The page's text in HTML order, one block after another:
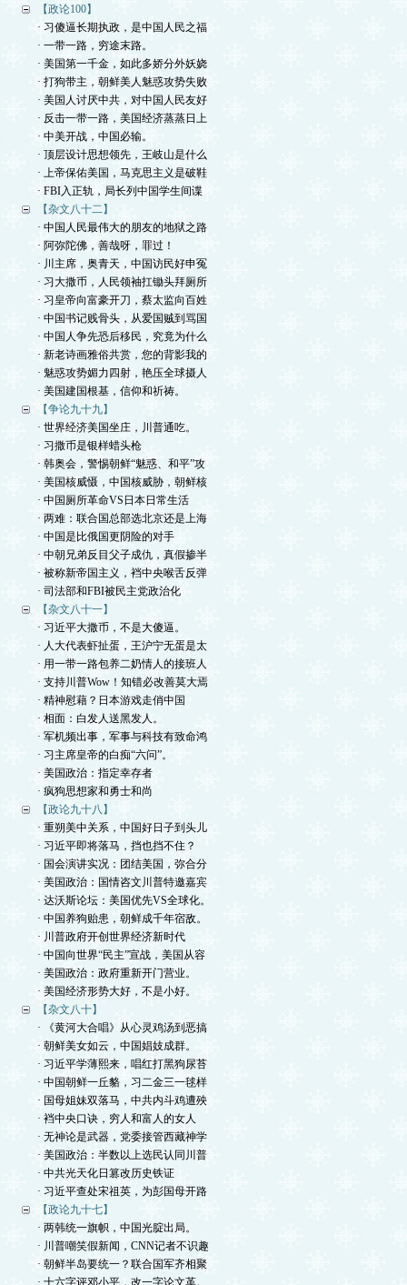
【政论100】
· 习傻逼长期执政，是中国人民之福
· 一带一路，穷途末路。
· 美国第一千金，如此多娇分外妖娆
· 打狗带主，朝鲜美人魅惑攻势失败
· 美国人讨厌中共，对中国人民友好
· 反击一带一路，美国经济蒸蒸日上
· 中美开战，中国必输。
· 顶层设计思想领先，王岐山是什么
· 上帝保佑美国，马克思主义是破鞋
· FBI入正轨，局长列中国学生间谍
【杂文八十二】
· 中国人民最伟大的朋友的地狱之路
· 阿弥陀佛，善哉呀，罪过！
· 川主席，奥青天，中国访民好申冤
· 习大撒币，人民领袖扛锄头拜厕所
· 习皇帝向富豪开刀，蔡太监向百姓
· 中国书记贱骨头，从爱国贼到骂国
· 中国人争先恐后移民，究竟为什么
· 新老诗画雅俗共赏，您的背影我的
· 魅惑攻势媚力四射，艳压全球摄人
· 美国建国根基，信仰和祈祷。
【争论九十九】
· 世界经济美国坐庄，川普通吃。
· 习撒币是银样蜡头枪
· 韩奥会，警惕朝鲜“魅惑、和平”攻
· 美国核威慑，中国核威胁，朝鲜核
· 中国厕所革命VS日本日常生活
· 两难：联合国总部选北京还是上海
· 中国是比俄国更阴险的对手
· 中朝兄弟反目父子成仇，真假掺半
· 被称新帝国主义，裆中央喉舌反弹
· 司法部和FBI被民主党政治化
【杂文八十一】
· 习近平大撒币，不是大傻逼。
· 人大代表虾扯蛋，王沪宁无蛋是太
· 用一带一路包养二奶情人的接班人
· 支持川普Wow！知错必改善莫大焉
· 精神慰藉？日本游戏走俏中国
· 相面：白发人送黑发人。
· 军机频出事，军事与科技有致命鸿
· 习主席皇帝的白痴“六问”。
· 美国政治：指定幸存者
· 疯狗思想家和勇士和尚
【政论九十八】
· 重朔美中关系，中国好日子到头儿
· 习近平即将落马，挡也挡不住？
· 国会演讲实况：团结美国，弥合分
· 美国政治：国情咨文川普特邀嘉宾
· 达沃斯论坛：美国优先VS全球化。
· 中国养狗贻患，朝鲜成千年宿敌。
· 川普政府开创世界经济新时代
· 中国向世界“民主”宣战，美国从容
· 美国政治：政府重新开门营业。
· 美国经济形势大好，不是小好。
【杂文八十】
· 《黄河大合唱》从心灵鸡汤到恶搞
· 朝鲜美女如云，中国娼妓成群。
· 习近平学薄熙来，唱红打黑狗尿苔
· 中国朝鲜一丘貉，习二金三一毬样
· 国母姐妹双落马，中共内斗鸡遭殃
· 裆中央口诀，穷人和富人的女人
· 无神论是武器，党委接管西藏神学
· 美国政治：半数以上选民认同川普
· 中共光天化日篡改历史铁证
· 习近平查处宋祖英，为彭国母开路
【政论九十七】
· 两韩统一旗帜，中国光腚出局。
· 川普嘲笑假新闻，CNN记者不识趣
· 朝鲜半岛要统一？联合国军齐相聚
· 十六字评邓小平，改一字论文革。